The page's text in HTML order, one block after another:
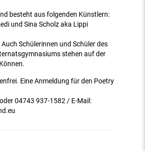
besteht aus folgenden Künstlern:
und Sina Scholz aka Lippi
Schülerinnen und Schüler des
stehen auf der
Eine Anmeldung für den Poetry
04743 937-1582 / E-Mail: